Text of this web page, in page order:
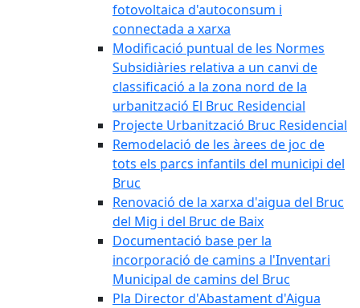
fotovoltaica d'autoconsum i
connectada a xarxa
Modificació puntual de les Normes
Subsidiàries relativa a un canvi de
classificació a la zona nord de la
urbanització El Bruc Residencial
Projecte Urbanització Bruc Residencial
Remodelació de les àrees de joc de
tots els parcs infantils del municipi del
Bruc
Renovació de la xarxa d'aigua del Bruc
del Mig i del Bruc de Baix
Documentació base per la
incorporació de camins a l'Inventari
Municipal de camins del Bruc
Pla Director d'Abastament d'Aigua